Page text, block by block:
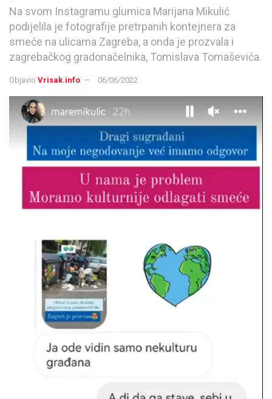
Na svom Instagramu glumica Marijana Mikulić
podijelila je fotografije pretrpanih kontejnera za
smeće na ulicama Zagreba, a onda je prozvala i
zagrebačkog gradonačelnika, Tomislava Tomaševića.
Objavio Vrisak.info 06/06/2022